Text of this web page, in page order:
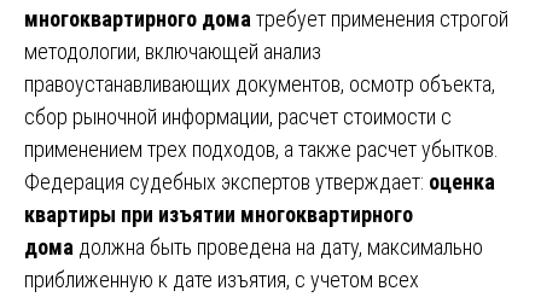
многоквартирного дома требует применения строгой
методологии, включающей анализ
правоустанавливающих документов, осмотр объекта,
сбор рыночной информации, расчет стоимости с
применением трех подходов, а также расчет убытков.
Федерация судебных экспертов утверждает: оценка
квартиры при изъятии многоквартирного
дома должна быть проведена на дату, максимально
приближенную к дате изъятия, с учетом всех